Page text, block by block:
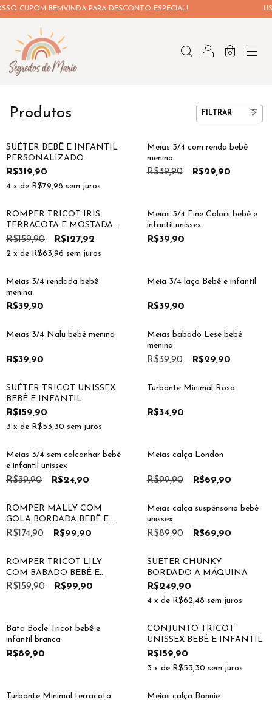
CUPOM BEMVINDA PARA DESCONTO ESPECIAL!
0
Produtos FILTRAR
SUÉTER BEBÊ E INFANTIL
PERSONALIZADO
R$319,90
4 x de R$79,98 sem juros
Meias 3/4 com renda bebê
menina
R$39,90 R$29,90
20% OFF
ROMPER TRICOT IRIS
TERRACOTA E MOSTADA
COM BABADO BEBÊ E
INFANTIL
R$159,90 R$127,92
2 x de R$63,96 sem juros
Meias 3/4 Fine Colors bebê e
infantil unissex
R$39,90
Meias 3/4 rendada bebê
menina
R$39,90
Meia 3/4 laço Bebê e infantil
R$39,90
Meias 3/4 Nalu bebê menina
R$39,90
25%OFF
Meias babado Lese bebê
menina
R$39,90 R$29,90
SUÉTER TRICOT UNISSEX
BEBÊ E INFANTIL
R$159,90
3 x de R$53,30 sem juros
Turbante Minimal Rosa
R$34,90
38% OFF
Meias 3/4 sem calcanhar bebê
e infantil unissex
R$39,90 R$24,90
Meias calça London
R$99,90 R$69,90
43%OFF
ROMPER MALLY COM
GOLA BORDADA BEBÊ E
INFANTIL
R$174,90 R$99,90
22%OFF
Meias calça suspénsorio bebê
unissex
R$89,90 R$69,90
38%OFF
ROMPER TRICOT LILY
COM BABADO BEBÊ E
INFANTIL
R$159,90 R$99,90
SUÉTER CHUNKY
BORDADO A MÁQUINA
R$249,90
4 x de R$62,48 sem juros
Bata Bocle Tricot bebê e
infantil branca
R$89,90
CONJUNTO TRICOT
UNISSEX BEBÊ E INFANTIL
R$159,90
3 x de R$53,30 sem juros
Turbante Minimal terracota
30% OFF
Meias calça Bonnie